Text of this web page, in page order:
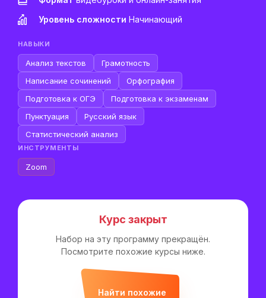
Уровень сложности Начинающий
НАВЫКИ
Анализ текстов
Грамотность
Написание сочинений
Орфография
Подготовка к ОГЭ
Подготовка к экзаменам
Пунктуация
Русский язык
Статистический анализ
ИНСТРУМЕНТЫ
Zoom
Курс закрыт
Набор на эту программу прекращён.
Посмотрите похожие курсы ниже.
Найти похожие